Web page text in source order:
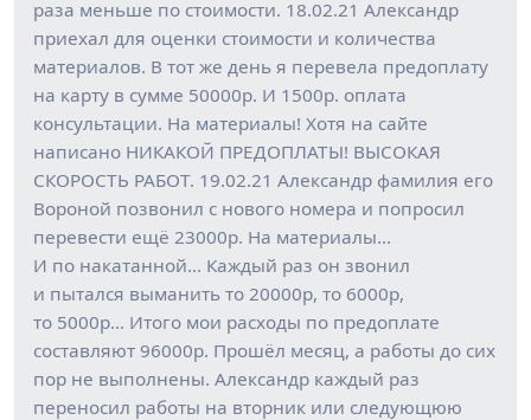
раза меньше по стоимости. 18.02.21 Александр
приехал для оценки стоимости и количества
материалов. В тот же день я перевела предоплату
на карту в сумме 50000р. И 1500р. оплата
консультации. На материалы! Хотя на сайте
написано НИКАКОЙ ПРЕДОПЛАТЫ! ВЫСОКАЯ
СКОРОСТЬ РАБОТ. 19.02.21 Александр фамилия его
Вороной позвонил с нового номера и попросил
перевести ещё 23000р. На материалы…
И по накатанной… Каждый раз он звонил
и пытался выманить то 20000р, то 6000р,
то 5000р… Итого мои расходы по предоплате
составляют 96000р. Прошёл месяц, а работы до сих
пор не выполнены. Александр каждый раз
переносил работы на вторник или следующюю